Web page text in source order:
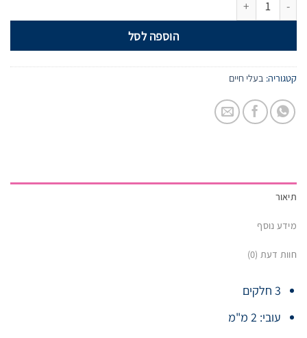
הוספה לסל
קטגוריה: בעלי חיים
תיאור
מידע נוסף
חוות דעת (0)
3 חלקים
עובי: 2 מ"מ